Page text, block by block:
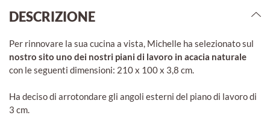
DESCRIZIONE
Per rinnovare la sua cucina a vista, Michelle ha selezionato sul
nostro sito uno dei nostri piani di lavoro in acacia naturale
con le seguenti dimensioni: 210 x 100 x 3,8 cm.
Ha deciso di arrotondare gli angoli esterni del piano di lavoro di
3 cm.